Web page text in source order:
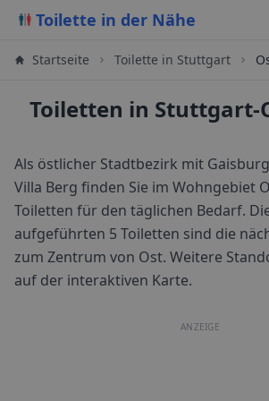
Toilette in der Nähe
Startseite Toilette in Stuttgart
Toiletten in Stuttgart-
Als östlicher Stadtbezirk mit
Villa Berg finden Sie im Wohngebiet
Toiletten für den täglichen Bedarf.
aufgeführten 5 Toiletten sind die
zum Zentrum von Ost. Weitere
auf der interaktiven Karte.
ANZEIGE